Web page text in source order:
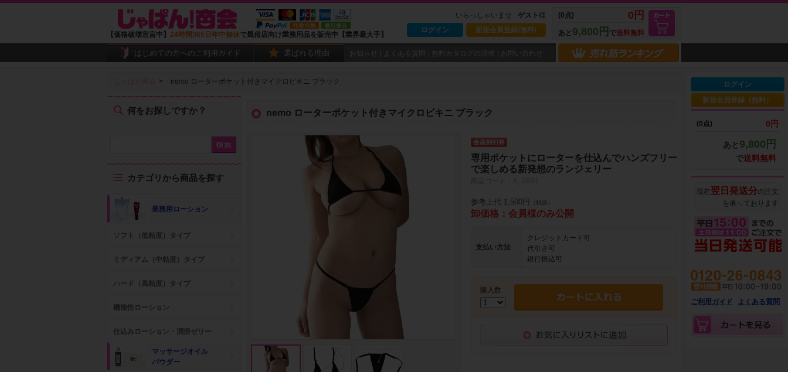
【価格破壊宣言中】 24時間365日年中無休で風俗店向け業務用品を販売中【業界最大手】
(0点) 0円
あと 9,800円 で送料無料
いらっしゃいませ ゲスト 様
ログイン
新規会員登録(無料)
はじめての方へのご利用ガイド 選ばれる理由 お知らせ よくある質問 無料カタログの請求 お問い合わせ
ログイン
新規会員登録（無料）
(0点) 0円
あと 9,800円
で送料無料
現在翌日発送分の注文
を承っております
ご利用ガイド よくある質問
nemo ローターポケット付きマイクロビキニ ブラック
何をお探しですか？
カテゴリから商品を探す
業務用ローション
ソフト（低粘度）タイプ
ミディアム（中粘度）タイプ
ハード（高粘度）タイプ
機能性ローション
仕込みローション・潤滑ゼリー
マッサージオイル
パウダー
nemo ローターポケット付きマイクロビキニ ブラック
専用ポケットにローターを仕込んでハンズフリー
で楽しめる新発想のランジェリー
参考上代 1,500円 （税抜）
卸価格：会員様のみ公開
支払い方法
クレジットカード可
代引き可
銀行振込可
購入数